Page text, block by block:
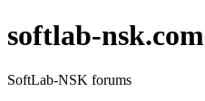
softlab-nsk.com
SoftLab-NSK forums